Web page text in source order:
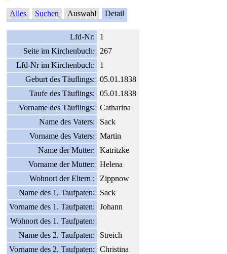
Alles Suchen Auswahl Detail
Lfd-Nr:
1
Seite im Kirchenbuch:
267
Lfd-Nr im Kirchenbuch:
1
Geburt des Täuflings:
05.01.1838
Taufe des Täuflings:
05.01.1838
Vorname des Täuflings:
Catharina
Name des Vaters:
Sack
Vorname des Vaters:
Martin
Name der Mutter:
Katritzke
Vorname der Mutter:
Helena
Wohnort der Eltern :
Zippnow
Name des 1. Taufpaten:
Sack
Vorname des 1. Taufpaten:
Johann
Wohnort des 1. Taufpaten:
Name des 2. Taufpaten:
Streich
Vorname des 2. Taufpaten:
Christina